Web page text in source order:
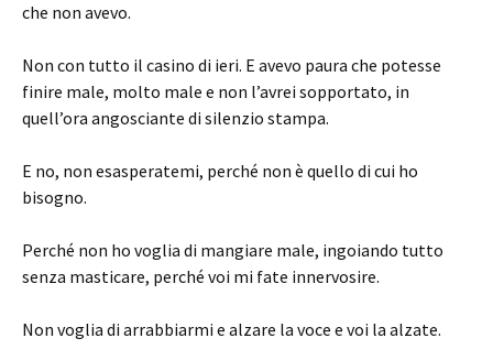
che non avevo.
Non con tutto il casino di ieri. E avevo paura che potesse
finire male, molto male e non l’avrei sopportato, in
quell’ora angosciante di silenzio stampa.
E no, non esasperatemi, perché non è quello di cui ho
bisogno.
Perché non ho voglia di mangiare male, ingoiando tutto
senza masticare, perché voi mi fate innervosire.
Non voglia di arrabbiarmi e alzare la voce e voi la alzate.